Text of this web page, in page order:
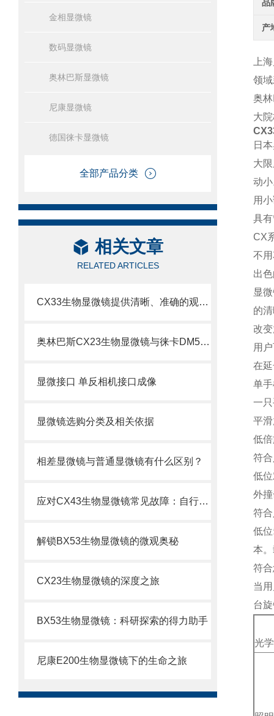
金相显微镜
数码显微镜
奥林巴斯显微镜
尼康显微镜
德国徕卡显微镜
全部产品分类
相关文章
RELATED ARTICLES
CX33生物显微镜提供清晰、准确的观察和分析样本的能力
奥林巴斯CX23生物显微镜与徕卡DM500生物显微镜比较
显微接口 单反相机接口成像
显微镜选购分类及相关依据
相差显微镜与普通显微镜有什么区别？
应对CX43生物显微镜常见故障：自行排查与解决妙招
解锁BX53生物显微镜的微观奥秘
CX23生物显微镜的深度之旅
BX53生物显微镜：科研探索的得力助手
尼康E200生物显微镜下的生命之旅
品
产
上
领
奥
大
日
大
动
用
具
CX
不
出
显
的清
改
用
在
单
一
平
低
符
低
外撞
符
低
本
符
当
台
光